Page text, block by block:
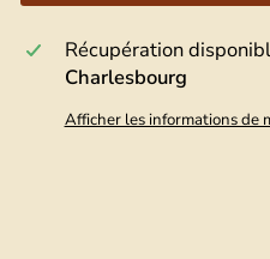
Récupération
Charlesbourg
Afficher les informations de